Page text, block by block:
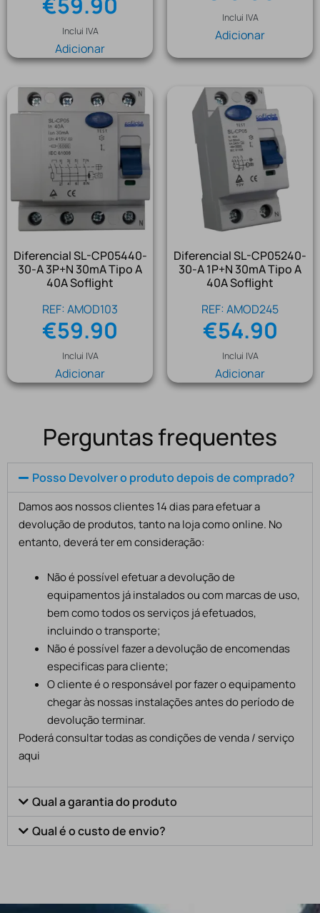
Inclui IVA
Adicionar
Inclui IVA
Adicionar
Diferencial SL-CP05440-
30-A 3P+N 30mA Tipo A
40A Soflight
REF: AMOD103
€59.90
Inclui IVA
Adicionar
Diferencial SL-CP05240-
30-A 1P+N 30mA Tipo A
40A Soflight
REF: AMOD245
€54.90
Inclui IVA
Adicionar
Perguntas frequentes
Posso Devolver o produto depois de comprado?
Damos aos nossos clientes 14 dias para efetuar a
devolução de produtos, tanto na loja como online. No
entanto, deverá ter em consideração:
Não é possível efetuar a devolução de
equipamentos já instalados ou com marcas de uso,
bem como todos os serviços já efetuados,
incluindo o transporte;
Não é possível fazer a devolução de encomendas
especificas para cliente;
O cliente é o responsável por fazer o equipamento
chegar às nossas instalações antes do período de
devolução terminar.
Poderá consultar todas as condições de venda / serviço
aqui
Qual a garantia do produto
Qual é o custo de envio?